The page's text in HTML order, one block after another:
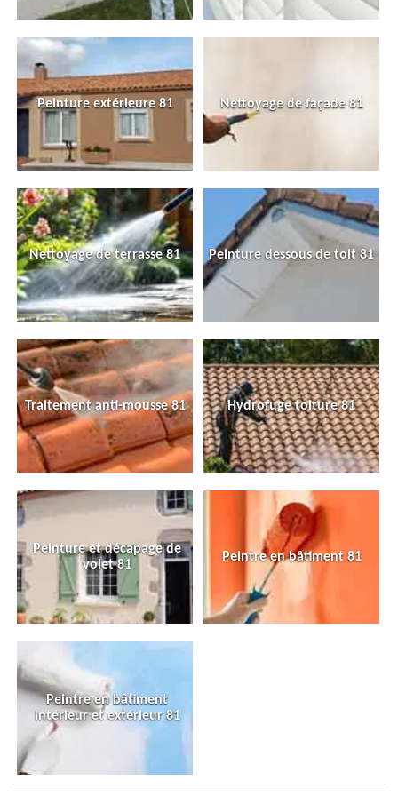
Peinture extérieure 81 Nettoyage de façade 81
Nettoyage de terrasse 81 Peinture dessous de toit 81
Traitement anti-mousse 81 Hydrofuge toiture 81
Peinture et décapage de
volet 81
Peintre en bâtiment 81
Peintre en bâtiment
intérieur et extérieur 81